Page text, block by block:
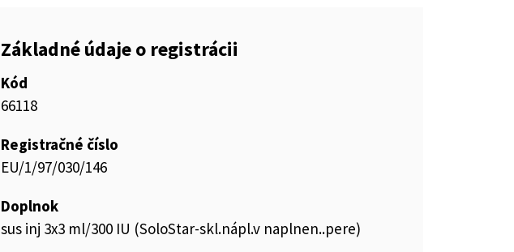
Základné údaje o registrácii
Kód
66118
Registračné číslo
EU/1/97/030/146
Doplnok
sus inj 3x3 ml/300 IU (SoloStar-skl.nápl.v naplnen..pere)